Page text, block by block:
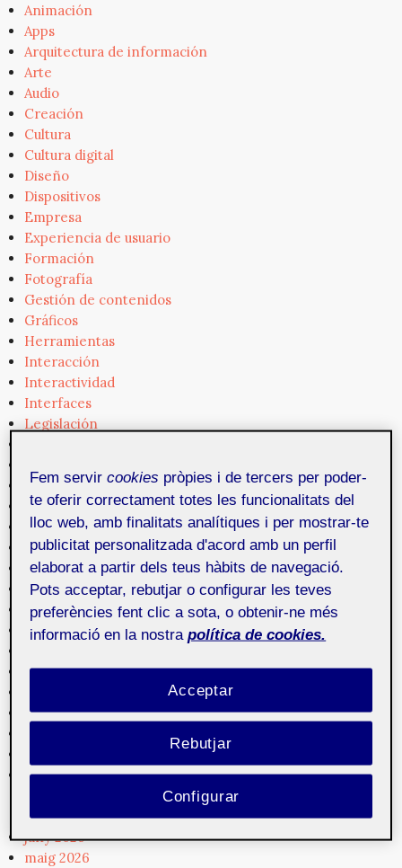
Animación
Apps
Arquitectura de información
Arte
Audio
Creación
Cultura
Cultura digital
Diseño
Dispositivos
Empresa
Experiencia de usuario
Formación
Fotografía
Gestión de contenidos
Gráficos
Herramientas
Interacción
Interactividad
Interfaces
Legislación
Mosaic
Narrativa
Noticias
Profesionales
Programación
Realidad Virtual
Redes
Sin categoría
Tipografía
Vídeo
Web
Arxius
juny 2026
maig 2026
Fem servircookies pròpies i de tercers per poder-
te oferir correctament totes les funcionalitats del
lloc web, amb finalitats analítiques i per mostrar-te
publicitat personalitzada d'acord amb un perfil
elaborat a partir dels teus hàbits de navegació.
Pots acceptar, rebutjar o configurar les teves
preferències fent clic a sota, o obtenir-ne més
informació en la nostra política de cookies.
Rebutjar
Acceptar
Configurar